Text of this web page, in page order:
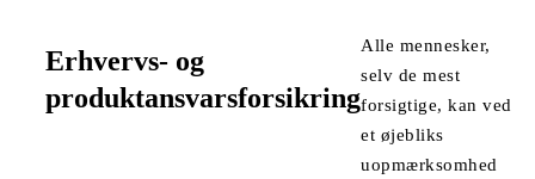
Erhvervs- og
produktansvarsforsikring
Alle mennesker,
selv de mest
forsigtige, kan ved
et øjebliks
uopmærksomhed